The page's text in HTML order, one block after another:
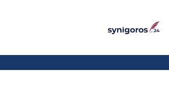
κυρίως περιεχόμενο